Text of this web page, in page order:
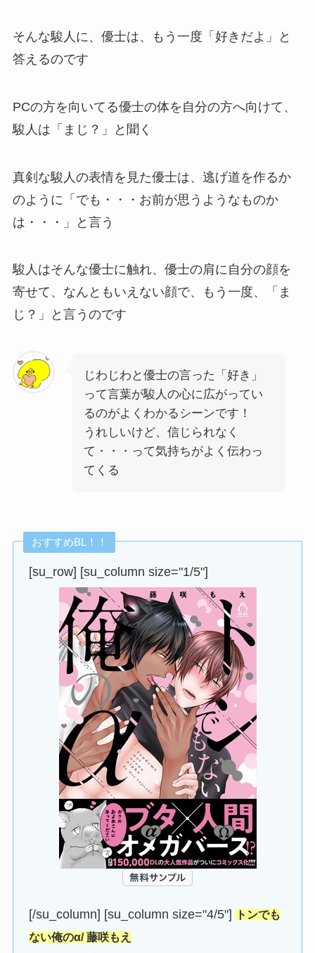
そんな駿人に、優士は、もう一度「好きだよ」と
答えるのです
PCの方を向いてる優士の体を自分の方へ向けて、
駿人は「まじ？」と聞く
真剣な駿人の表情を見た優士は、逃げ道を作るか
のように「でも・・・お前が思うようなものか
は・・・」と言う
駿人はそんな優士に触れ、優士の肩に自分の顔を
寄せて、なんともいえない顔で、もう一度、「ま
じ？」と言うのです
じわじわと優士の言った「好き」
って言葉が駿人の心に広がってい
るのがよくわかるシーンです！
うれしいけど、信じられなく
て・・・って気持ちがよく伝わっ
てくる
おすすめBL！！
[su_row] [su_column size="1/5"]
[/su_column] [su_column size="4/5"]
トンでも
ない俺のα/ 藤咲もえ